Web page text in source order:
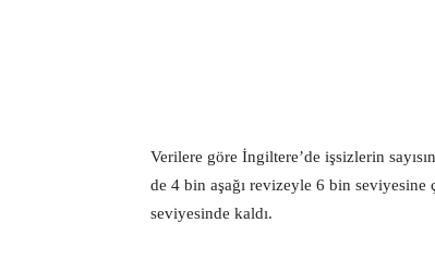
Verilere göre İngiltere’de işsizlerin
de 4 bin aşağı revizeyle 6 bin
seviyesinde kaldı.